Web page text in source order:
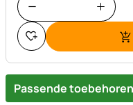
Passende toebehoren